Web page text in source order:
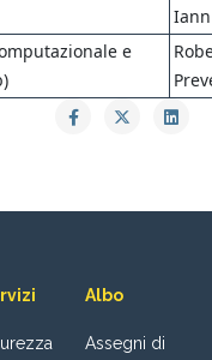
e
Albo
Assegni di